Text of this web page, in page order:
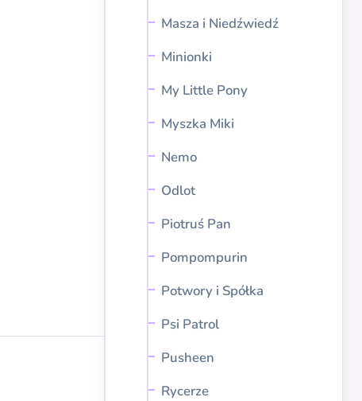
Masza i Niedźwiedź
Minionki
My Little Pony
Myszka Miki
Nemo
Odlot
Piotruś Pan
Pompompurin
Potwory i Spółka
Psi Patrol
Pusheen
Rycerze